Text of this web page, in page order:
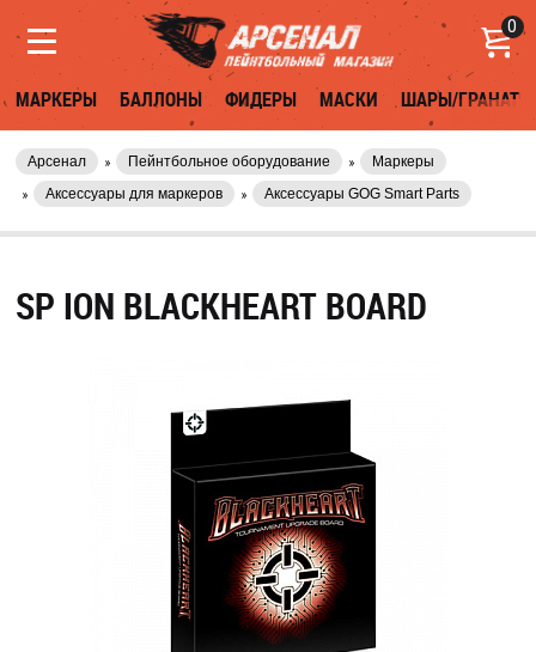
0
МАРКЕРЫ БАЛЛОНЫ ФИДЕРЫ МАСКИ ШАРЫ/ГРАНАТЫ
Арсенал Пейнтбольное оборудование
Маркеры
Аксессуары для маркеров
Аксессуары GOG Smart Parts
SP ION BLACKHEART BOARD